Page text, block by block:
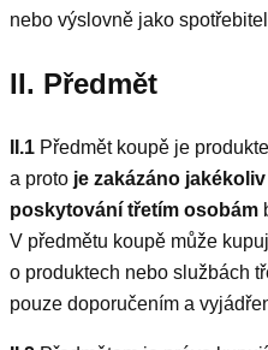
nebo výslovně jako
II. Předmět
II.1 Předmět koupě je
a proto je zakázáno
poskytování třetím osobám
V předmětu koupě může
o produktech nebo službách
pouze doporučením a